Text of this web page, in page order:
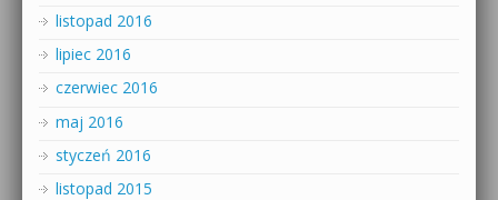
listopad 2016
lipiec 2016
czerwiec 2016
maj 2016
styczeń 2016
listopad 2015